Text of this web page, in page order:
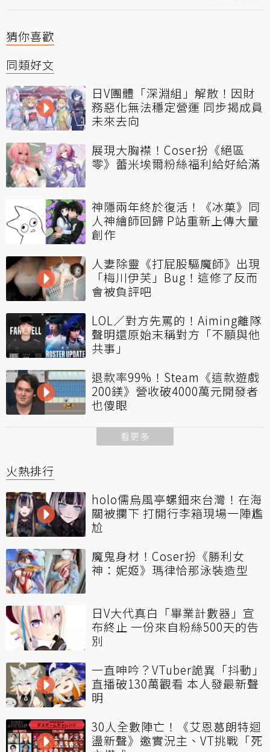
猜你喜歡
同類好文
日V團體「深淵組」解散！因財
務惡化無法穩定營運 同步揭成員
未來去向
展現大胸襟！Coser扮《絕區
零》蕾米埃爾粉絲福利給好給滿
神隱兩年終於復活！《冰菓》同
人神繪師回歸 P站重新上傳大量
創作
人妻除靈《打屁股驅魔師》出現
「梅川伊芙」Bug！這修了反而
會被負評吧
LOL／對方先罵的！Aiming離隊
聲明還原始末稱對方「不願與他
共事」
退款率99%！Steam《這款遊戲
200鎂》營收破4000萬元開發者
也傻眼
看更多
火熱排行
holo儒烏風亭螺鈿來台灣！在海
關被攔下 打開行李箱現場一陣尷
尬
魔鬼身材！Coser扮《勝利女
神：妮姬》瑪律恰那泳裝造型
日V大代真白「畢業計數器」宣
布終止 一份來自粉絲500天的告
別
一直呻吟？VTuber詭異「抖動」
直播破130萬觀看 本人發最新聲
明
30人全數陣亡！《艾恩葛朗特迴
盪新聲》邀實況主、VT挑戰「死